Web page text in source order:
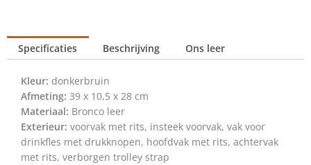
Specificaties Beschrijving Ons leer
Kleur: donkerbruin
Afmeting: 39 x 10,5 x 28 cm
Materiaal: Bronco leer
Exterieur: voorvak met rits, insteek voorvak, vak voor
drinkfles met drukknopen, hoofdvak met rits, achtervak
met rits, verborgen trolley strap